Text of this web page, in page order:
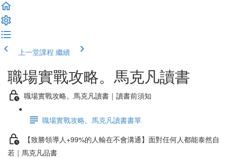
上一堂課程 繼續
職場實戰攻略。馬克凡讀書
職場實戰攻略。馬克凡讀書｜讀書前須知
職場實戰攻略。馬克凡讀書書單
【致勝領導人+99%的人輸在不會溝通】面對任何人都能泰然自
若｜馬克凡品書